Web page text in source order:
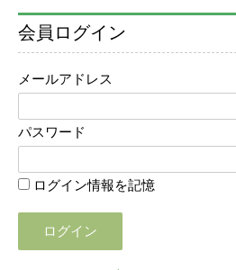
会員ログイン
メールアドレス
パスワード
ログイン情報を記憶